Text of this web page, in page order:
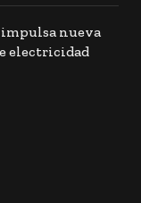
nueva
electricidad